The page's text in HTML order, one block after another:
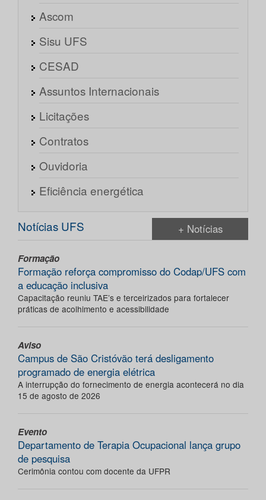
Ascom
Sisu UFS
CESAD
Assuntos Internacionais
Licitações
Contratos
Ouvidoria
Eficiência energética
Notícias UFS + Notícias
Formação
Formação reforça compromisso do Codap/UFS com
a educação inclusiva
Capacitação reuniu TAE’s e terceirizados para fortalecer
práticas de acolhimento e acessibilidade
Aviso
Campus de São Cristóvão terá desligamento
programado de energia elétrica
A interrupção do fornecimento de energia acontecerá no dia
15 de agosto de 2026
Evento
Departamento de Terapia Ocupacional lança grupo
de pesquisa
Cerimônia contou com docente da UFPR